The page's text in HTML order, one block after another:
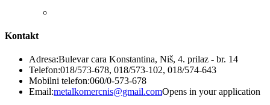
Kontakt
Adresa:Bulevar cara Konstantina, Niš, 4. prilaz - br. 14
Telefon:018/573-678, 018/573-102, 018/574-643
Mobilni telefon:060/0-573-678
Email:metalkomercnis@gmail.comOpens in your application